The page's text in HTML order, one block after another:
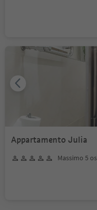
Appartamento Julia
Massimo 5